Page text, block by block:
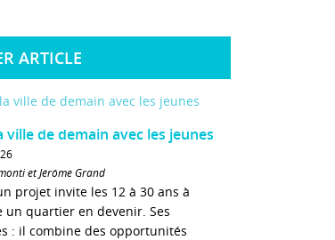
ARTICLE
ville de demain avec les jeunes
et Jérôme Grand
projet invite les 12 à 30 ans à
un quartier en devenir. Ses
: il combine des opportunités